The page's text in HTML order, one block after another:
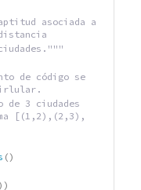
asociada a
de código se
de 3 ciudades
[(1,2),(2,3),
()
)